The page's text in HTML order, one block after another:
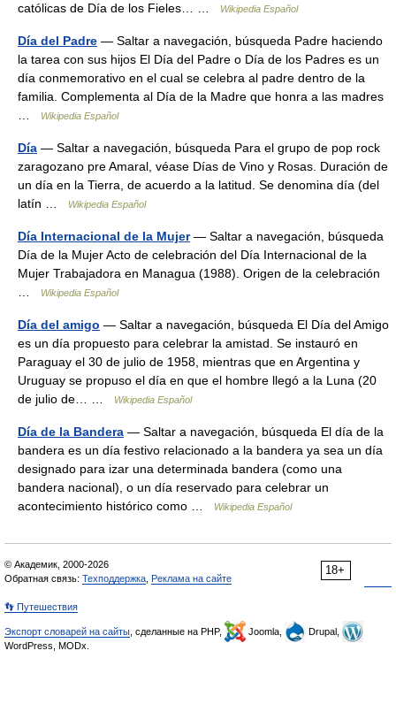
católicas de Día de los Fieles… …
Wikipedia Español
Día del Padre — Saltar a navegación, búsqueda Padre haciendo
la tarea con sus hijos El Día del Padre o Día de los Padres es un
día conmemorativo en el cual se celebra al padre dentro de la
familia. Complementa al Día de la Madre que honra a las madres
Wikipedia Español
Día — Saltar a navegación, búsqueda Para el grupo de pop rock
zaragozano pre Amaral, véase Días de Vino y Rosas. Duración de
un día en la Tierra, de acuerdo a la latitud. Se denomina día (del
latín …
Wikipedia Español
Día Internacional de la Mujer— Saltar a navegación, búsqueda
Día de la Mujer Acto de celebración del Día Internacional de la
Mujer Trabajadora en Managua (1988). Origen de la celebración
Wikipedia Español
Día del amigo — Saltar a navegación, búsqueda El Día del Amigo
es un día propuesto para celebrar la amistad. Se instauró en
Paraguay el 30 de julio de 1958, mientras que en Argentina y
Uruguay se propuso el día en que el hombre llegó a la Luna (20
de julio de… …
Wikipedia Español
Día de la Bandera — Saltar a navegación, búsqueda El día de la
bandera es un día festivo relacionado a la bandera ya sea un día
designado para izar una determinada bandera (como una
bandera nacional), o un día reservado para celebrar un
acontecimiento histórico como …
Wikipedia Español
18+
© Академик, 2000-2026
Обратная связь: Техподдержка Реклама на сайте
👣 Путешествия
Экспорт словарей на сайты , сделанные на PHP, Joomla,
Drupal,
WordPress, MODx.